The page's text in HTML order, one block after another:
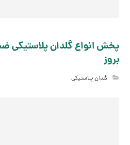
پخش انواع گلدان پلاستیکی
بروز
گلدان پلاستیکی